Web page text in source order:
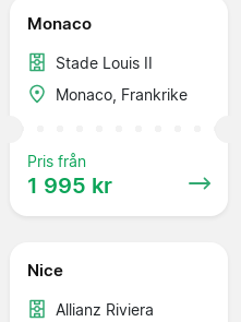
Monaco
Stade Louis II
Monaco, Frankrike
Pris från
1 995 kr
Nice
Allianz Riviera